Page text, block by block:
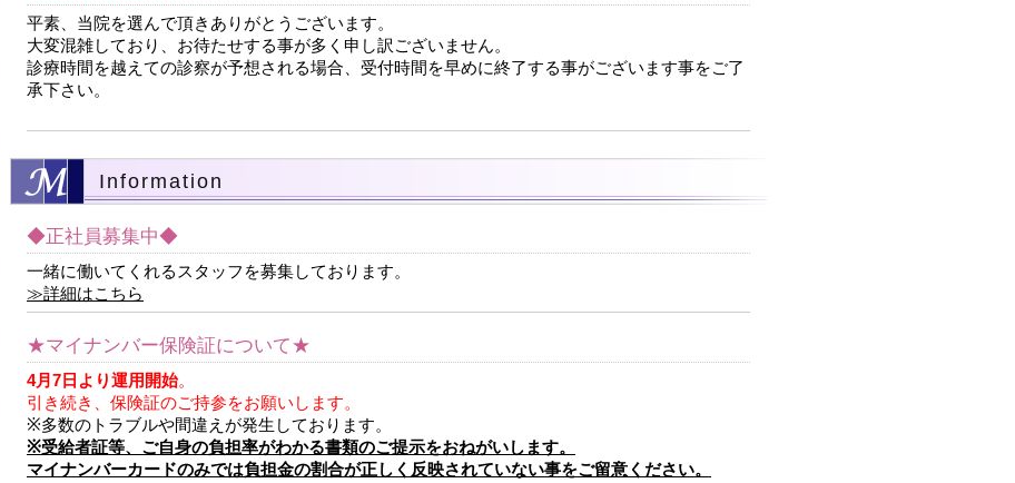
平素、当院を選んで頂きありがとうございます。
大変混雑しており、お待たせする事が多く申し訳ございません。
診療時間を越えての診察が予想される場合、受付時間を早めに終了する事がございます事をご了
承下さい。
Information
◆正社員募集中◆
一緒に働いてくれるスタッフを募集しております。
≫詳細はこちら
★マイナンバー保険証について★
4月7日より運用開始。
引き続き、保険証のご持参をお願いします。
※多数のトラブルや間違えが発生しております。
※受給者証等、ご自身の負担率がわかる書類のご提示をおねがいします。
マイナンバーカードのみでは負担金の割合が正しく反映されていない事をご留意ください。